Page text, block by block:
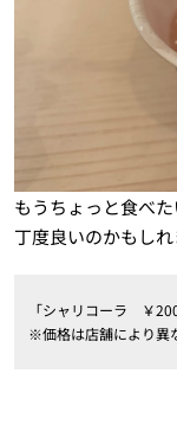
もうちょっと食べ
丁度良いのかもしれ
「シャリコーラ ￥
※価格は店舗により異